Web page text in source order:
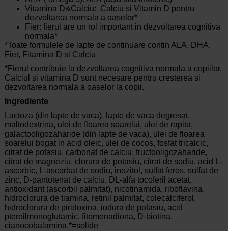
Vitamina D&Calciu: Calciu si Vitamin D pentru
dezvoltarea normala a oaselor*
Fier: fierul are un rol important in dezvoltarea cognitiva
normala*
*Toate formulele de lapte de continuare contin ALA, DHA,
Fier, Fitamina D si Calciu
*Fierul contribuie la dezvoltarea cognitiva normala a copiilor.
Calciul si vitamina D sunt necesare pentru cresterea si
dezvoltarea normala a oaselor la copii.
Ingrediente
Lactoza (din lapte de vaca), lapte de vaca degresat,
maltodextrina, ulei de floarea soarelui, ulei de rapita,
galactooligozaharide (din lapte de vaca), ulei de floarea
soarelui bogat in acid oleic, ulei de cocos, fosfat tricalcic,
citrat de potasiu, carbonat de calciu, fructooligozaharide,
citrat de magneziu, clorura de potasiu, citrat de sodiu, acid L-
ascorbic, L-ascorbat de sodiu, inozitol, sulfat feros, sulfat de
zinc, D-pantotenat de calciu, DL-alfa tocoferil acetat,
antioxidant (ascorbil palmitat), nicotinamida, riboflavina,
hidroclorura de tiamina, retinil palmitat, colecalciferol,
hidroclorura de piridoxina, iodura de potasiu, acid
pteroilmonoglutamic, fitomenadiona, D-biotina,
cianocobalamina.*=solide